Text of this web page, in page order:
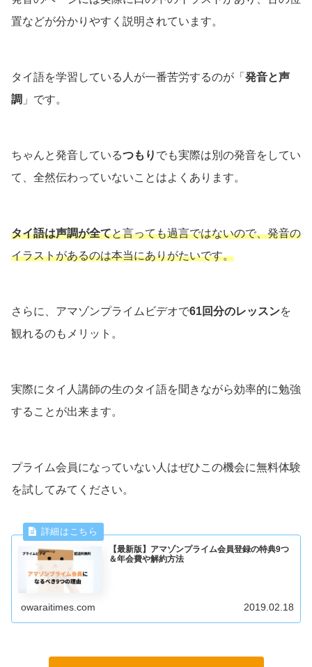
置などが分かりやすく説明されています。
タイ語を学習している人が一番苦労するのが「 発音と声
調 」です。
ちゃんと発音しているつもり でも実際は別の発音をしてい
て、全然伝わっていないことはよくあります。
タイ語は声調が全てと言っても過言ではないので、発音の
イラストがあるのは本当にありがたいです。
さらに、アマゾンプライムビデオで61回分のレッスンを
観れるのもメリット。
実際にタイ人講師の生のタイ語を聞きながら効率的に勉強
することが出来ます。
プライム会員になっていない人はぜひこの機会に無料体験
を試してみてください。
【最新版】アマゾンプライム会員登録の特典9つ
＆年会費や解約方法
owaraitimes.com 2019.02.18